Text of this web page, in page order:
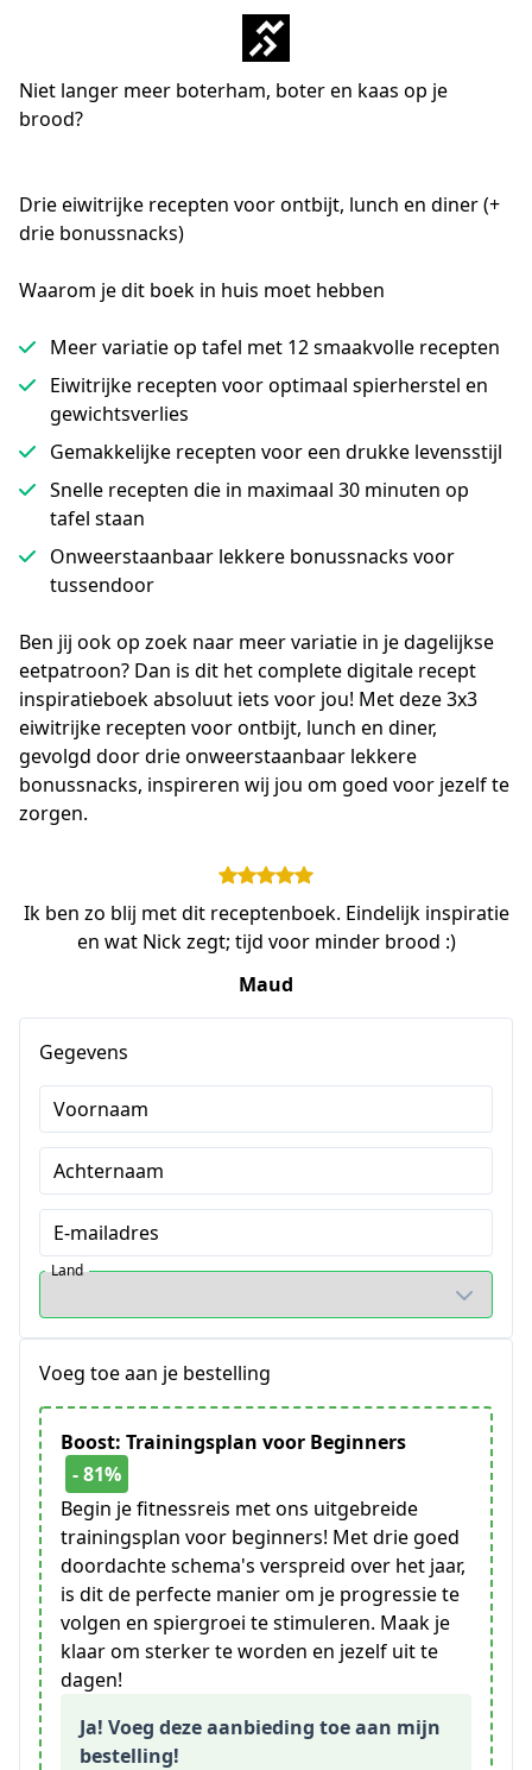
Niet langer meer boterham, boter en kaas op je
brood?
Drie eiwitrijke recepten voor ontbijt, lunch en diner (+
drie bonussnacks)
Waarom je dit boek in huis moet hebben
Meer variatie op tafel met 12 smaakvolle recepten
Eiwitrijke recepten voor optimaal spierherstel en
gewichtsverlies
Gemakkelijke recepten voor een drukke levensstijl
Snelle recepten die in maximaal 30 minuten op
tafel staan
Onweerstaanbaar lekkere bonussnacks voor
tussendoor
Ben jij ook op zoek naar meer variatie in je dagelijkse
eetpatroon? Dan is dit het complete digitale recept
inspiratieboek absoluut iets voor jou! Met deze 3x3
eiwitrijke recepten voor ontbijt, lunch en diner,
gevolgd door drie onweerstaanbaar lekkere
bonussnacks, inspireren wij jou om goed voor jezelf te
zorgen.
Ik ben zo blij met dit receptenboek. Eindelijk inspiratie
en wat Nick zegt; tijd voor minder brood :)
Maud
Gegevens
Voornaam
Achternaam
E-mailadres
Land
Voeg toe aan je bestelling
Boost: Trainingsplan voor Beginners
- 81%
Begin je fitnessreis met ons uitgebreide
trainingsplan voor beginners! Met drie goed
doordachte schema's verspreid over het jaar,
is dit de perfecte manier om je progressie te
volgen en spiergroei te stimuleren. Maak je
klaar om sterker te worden en jezelf uit te
dagen!
Ja! Voeg deze aanbieding toe aan mijn
bestelling!